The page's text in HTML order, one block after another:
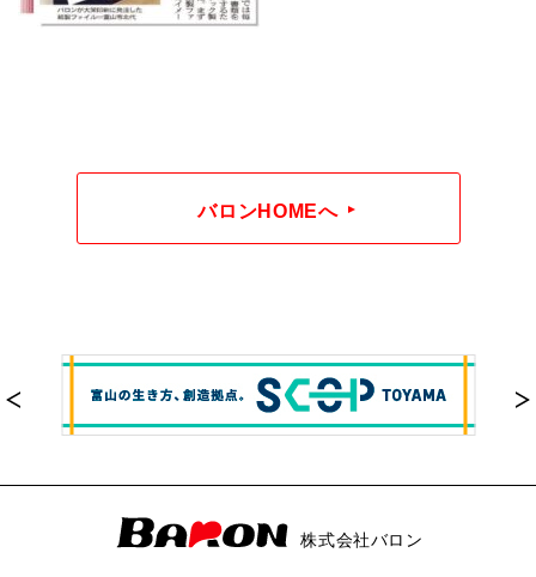
バロンHOMEへ
株式会社バロン